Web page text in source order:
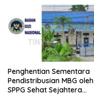
Penghentian Sementara
Pendistribusian MBG oleh
SPPG Sehat Sejahtera